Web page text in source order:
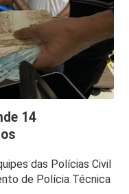
14
das Polícias Civil
de Polícia Técnica